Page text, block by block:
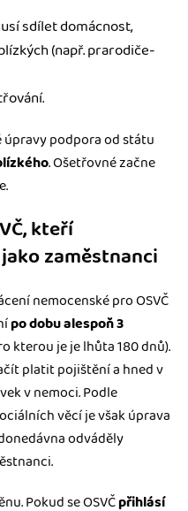
sdílet domácnost,
(např. prarodiče-
úpravy podpora od státu
. Ošetřovné začne
kteří
zaměstnanci
nemocenské pro OSVČ
po dobu alespoň 3
kterou je je lhůta 180 dnů).
platit pojištění a hned v
v nemoci. Podle
věcí je však úprava
odváděly
Pokud se OSVČpřihlásí